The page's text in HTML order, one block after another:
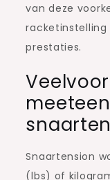
van deze
prestaties.
Snaartension
(lbs) of